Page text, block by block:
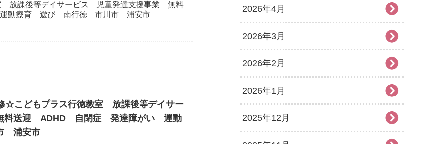
放課後等デイサービス 児童発達支援事業 無料
動療育 遊び 南行徳 市川市 浦安市
☆こどもプラス行徳教室 放課後等デイサー
料送迎 ADHD 自閉症 発達障がい 運動
浦安市
2026年4月
2026年3月
2026年2月
2026年1月
2025年12月